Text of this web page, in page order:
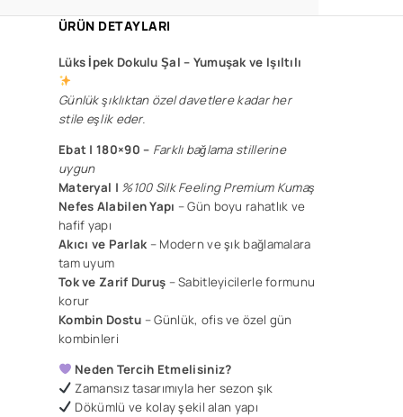
ÜRÜN DETAYLARI
Lüks İpek Dokulu Şal – Yumuşak ve Işıltılı
Günlük şıklıktan özel davetlere kadar her
stile eşlik eder.
Ebat | 180×90 – Farklı bağlama stillerine
uygun
Materyal | %100 Silk Feeling Premium Kumaş
Nefes Alabilen Yapı – Gün boyu rahatlık ve
hafif yapı
Akıcı ve Parlak – Modern ve şık bağlamalara
tam uyum
Tok ve Zarif Duruş – Sabitleyicilerle formunu
korur
Kombin Dostu – Günlük, ofis ve özel gün
kombinleri
Neden Tercih Etmelisiniz?
Zamansız tasarımıyla her sezon şık
Dökümlü ve kolay şekil alan yapı